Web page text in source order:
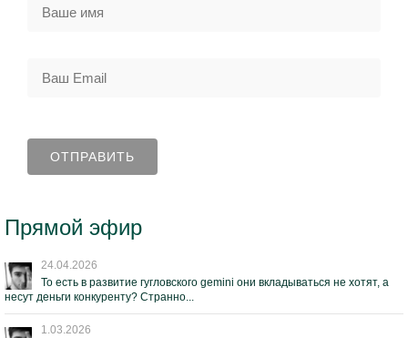
Прямой эфир
24.04.2026
То есть в развитие гугловского gemini они вкладываться не хотят, а
несут деньги конкуренту? Странно...
1.03.2026